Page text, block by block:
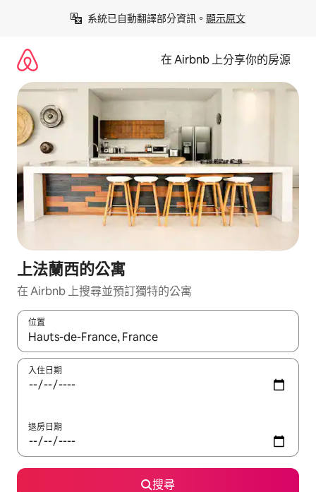
系統已自動翻譯部分資訊。 顯示原文
在 Airbnb 上分享你的房源
上法蘭西的公寓
在 Airbnb 上搜尋並預訂獨特的公寓
位置
如有搜尋結果，瀏覽內容時請使用上下箭頭，或輕點、滑動裝置。
入住日期
退房日期
搜尋